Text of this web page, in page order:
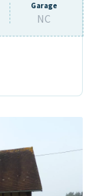
Garage
NC